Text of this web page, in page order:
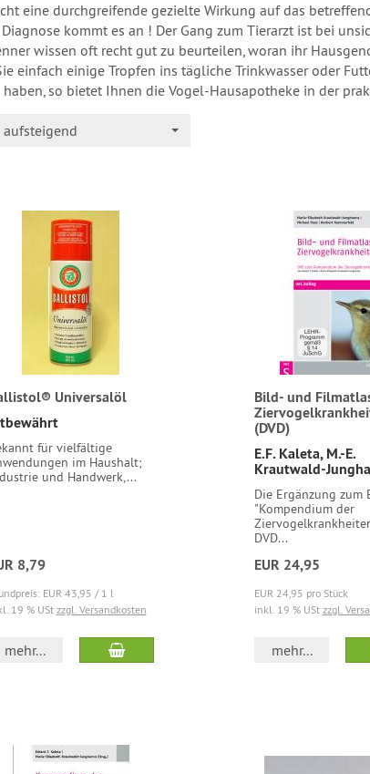
eine durchgreifende gezielte Wirkung auf das
kommt es an ! Der Gang zum Tierarzt ist bei
wissen oft recht gut zu beurteilen, woran ihr
einfach einige Tropfen ins tägliche Trinkwasser oder
so bietet Ihnen die Vogel-Hausapotheke in der
aufsteigend
Universalöl
für vielfältige
im Haushalt;
und Handwerk,...
8,79
EUR 43,95 / 1 l
19 % USt zzgl. Versandkosten
mehr...
Bild- und
(DVD)
E.F. Kaleta, M.-E.
Krautwald-
Die Ergänzung zum
"Kompendium der
DVD...
EUR 24,95
EUR 24,95 pro Stück
inkl. 19 % USt zzgl.
mehr...